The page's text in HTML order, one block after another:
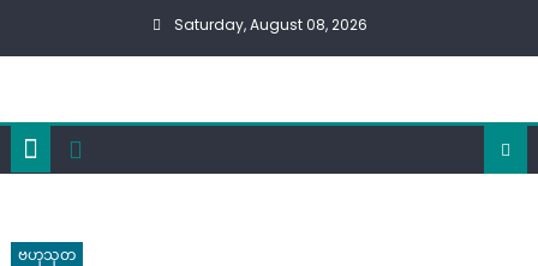
Saturday, August 08, 2026
ဗဟုသုတ